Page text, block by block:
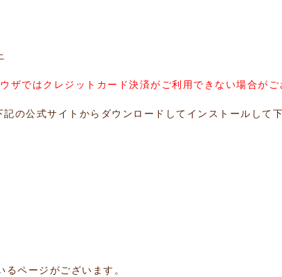
ザではクレジットカード決済がご利用できない場合がご
の公式サイトからダウンロードしてインストールして下
ページがございます。